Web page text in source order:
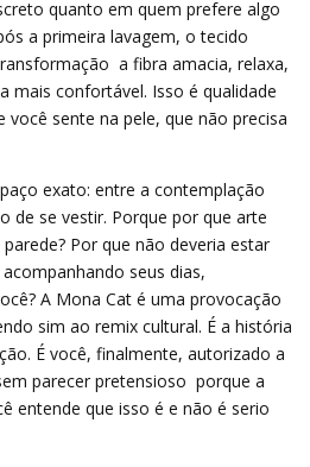
quanto em quem prefere algo
a primeira lavagem, o tecido
 a fibra amacia, relaxa,
mais confortável. Isso é qualidade
você sente na pele, que não precisa
exato: entre a contemplação
de se vestir. Porque por que arte
Por que não deveria estar
seus dias,
A Mona Cat é uma provocação
sim ao remix cultural. É a história
É você, finalmente, autorizado a
parecer pretensioso  porque a
entende que isso é e não é serio